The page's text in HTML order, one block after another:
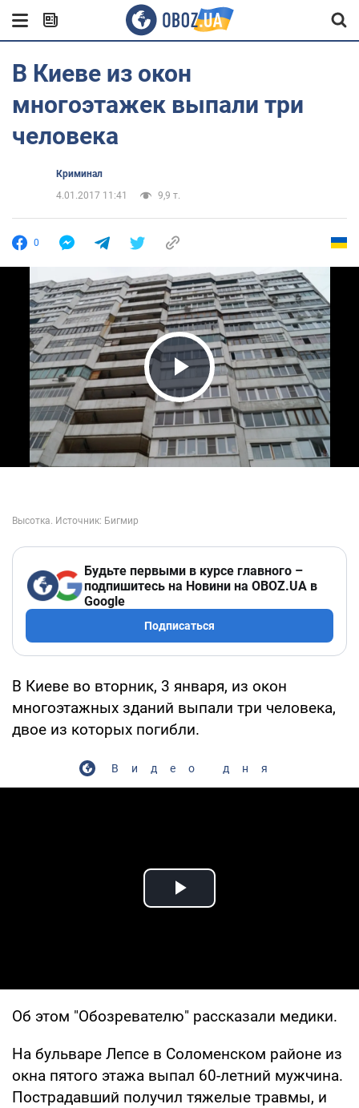
В Киеве из окон
многоэтажек выпали три
человека
Криминал
4.01.2017 11:41
9,9 т.
0
Play Video
Будьте первыми в курсе главного –
подпишитесь на Новини на OBOZ.UA в
Google
Подписаться
В Киеве во вторник, 3 января, из окон
многоэтажных зданий выпали три человека,
двое из которых погибли.
Видео дня
Play Video
Об этом "Обозревателю" рассказали медики.
На бульваре Лепсе в Соломенском районе из
окна пятого этажа выпал 60-летний мужчина.
Пострадавший получил тяжелые травмы, и